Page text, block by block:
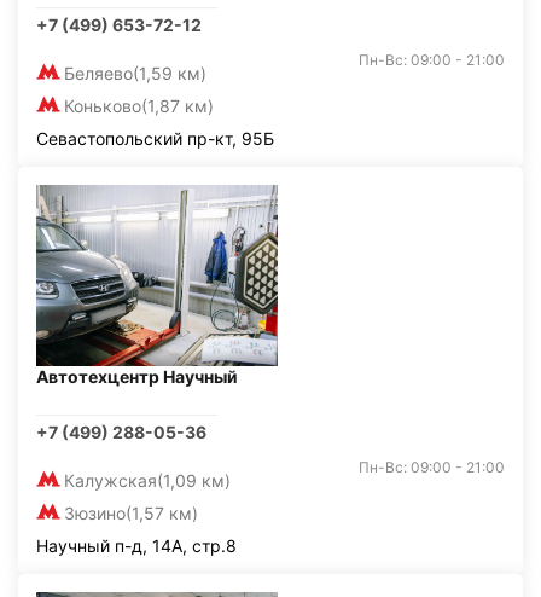
+7 (499) 653-72-12
Беляево(1,59 км)
Коньково(1,87 км)
Пн-Вс: 09:00 - 21:00
Севастопольский пр-кт, 95Б
Автотехцентр Научный
+7 (499) 288-05-36
Калужская(1,09 км)
Зюзино(1,57 км)
Пн-Вс: 09:00 - 21:00
Научный п-д, 14А, стр.8